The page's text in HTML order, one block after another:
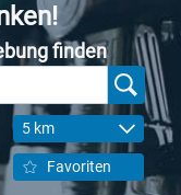
finden
5 km
Favoriten